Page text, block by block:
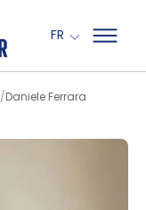
FR
Daniele Ferrara